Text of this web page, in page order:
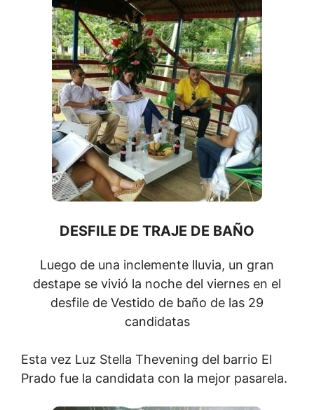
DESFILE DE TRAJE DE BAÑO
Luego de una inclemente lluvia, un gran
destape se vivió la noche del viernes en el
desfile de Vestido de baño de las 29
candidatas
Esta vez Luz Stella Thevening del barrio El
Prado fue la candidata con la mejor pasarela.